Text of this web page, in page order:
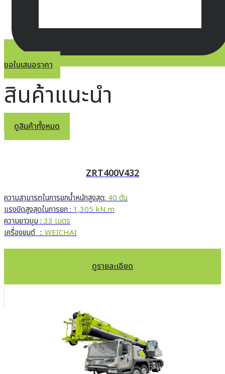
ขอใบเสนอราคา
สินค้าแนะนำ
ดูสินค้าทั้งหมด
ZRT400V432
ความสามารถในการยกน้ำหนักสูงสุด:40 ตัน
แรงบิดสูงสุดในการยก :1,305 kN.m
ความยาวบูม :33 เมตร
เครื่องยนต์ ：WEICHAI
ดูรายละเอียด